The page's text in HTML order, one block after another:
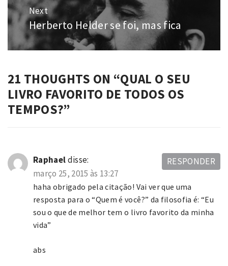
Next
Next
post:
Herberto Helder se foi, mas fica
21 THOUGHTS ON “QUAL O SEU
LIVRO FAVORITO DE TODOS OS
TEMPOS?”
Raphaeldisse:
março 25, 2015 às 13:27
haha obrigado pela citação! Vai ver que uma
resposta para o “Quem é você?” da filosofia é: “Eu
sou o que de melhor tem o livro favorito da minha
vida”
abs
RESPONDER